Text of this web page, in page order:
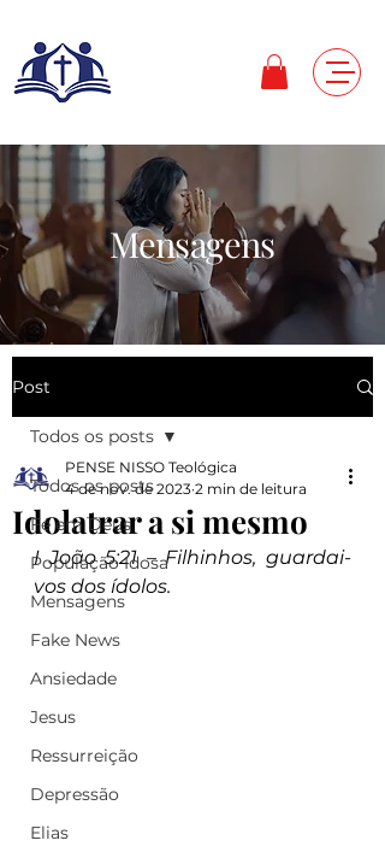
Mensagens
Post
Todos os posts
Fé em Deus
População Idosa
Mensagens
Fake News
Ansiedade
Jesus
Ressurreição
Depressão
Elias
Todos os posts
Idolatrar a si mesmo
PENSE NISSO Teológica
4 de nov. de 2023 2 min de leitura
I João 5:21 – Filhinhos, guardai-
vos dos ídolos.